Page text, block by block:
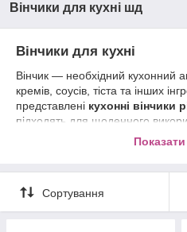
Вінчики для кухні шд
Вінчики для кухні
Вінчик — необхідний кухонний
кремів, соусів, тіста та інших
представлені кухонні вінчики
підходять для щоденного
силіконові та комбіновані
використанні, не деформуються
антипригарного посуду.
Сортування